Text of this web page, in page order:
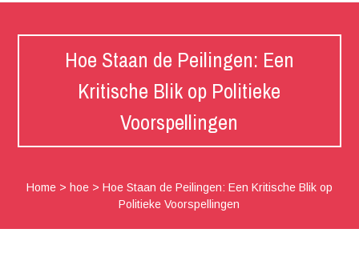
Hoe Staan de Peilingen: Een
Kritische Blik op Politieke
Voorspellingen
Home> hoe> Hoe Staan de Peilingen: Een Kritische Blik op
Politieke Voorspellingen